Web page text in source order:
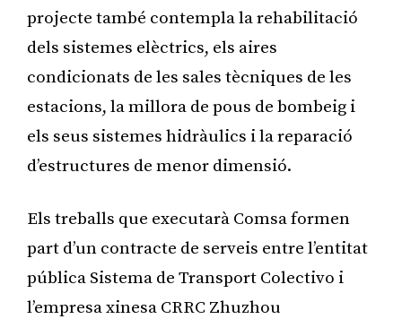
projecte també contempla la rehabilitació
dels sistemes elèctrics, els aires
condicionats de les sales tècniques de les
estacions, la millora de pous de bombeig i
els seus sistemes hidràulics i la reparació
d’estructures de menor dimensió.
Els treballs que executarà Comsa formen
part d’un contracte de serveis entre l’entitat
pública Sistema de Transport Colectivo i
l’empresa xinesa CRRC Zhuzhou